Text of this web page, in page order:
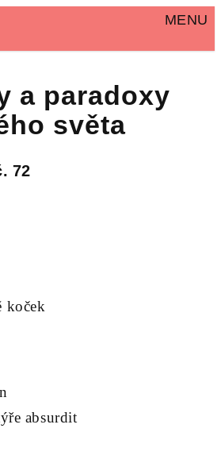
MENU
a paradoxy
světa
72
koček
absurdit